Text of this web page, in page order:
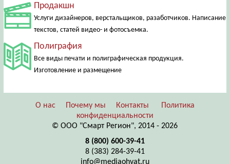
Продакшн
Услуги дизайнеров, верстальщиков, разаботчиков. Написание
текстов, статей видео- и фотосъемка.
Полиграфия
Все виды печати и полиграфическая продукция.
Изготовление и размещение
О нас Почему мы Контакты
Политика
конфиденциальности
© ООО "Смарт Регион", 2014 - 2026
8 (800) 600-39-41
8 (383) 284-39-41
info@mediaohvat.ru